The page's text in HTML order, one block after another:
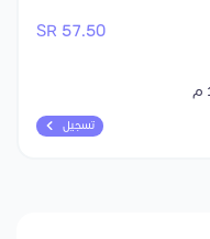
57.50 SR
تسجيل